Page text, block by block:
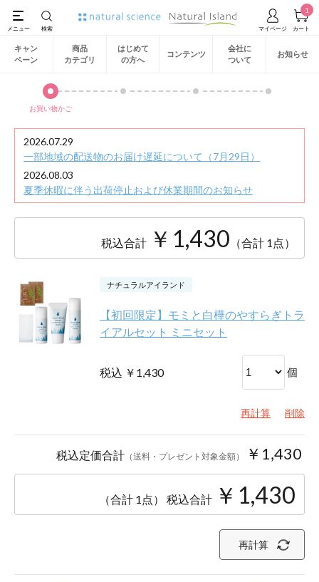
1
キャン
ペーン
商品
カテゴリ
はじめて
の方へ
コンテンツ
会社に
ついて
お知らせ
お買い物かご
2026.07.29
一部地域の配送物のお届け遅延について（7月29日）
2026.08.03
夏季休暇に伴う出荷停止および休業期間のお知らせ
税込合計 ￥1,430 （合計 1点）
ナチュラルアイランド
【初回限定】モミと白樺のやすらぎトラ
イアルセット ミニセット
税込 ￥1,430 個
再計算 削除
税込定価合計 （送料・プレゼント対象金額） ￥1,430
（合計 1点） 税込合計 ￥1,430
再計算